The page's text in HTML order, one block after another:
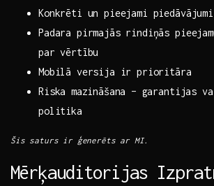
Konkrēti un pieejami piedāvājumi
Padara‍ pirmajās rindiņās
par​ vērtību
Mobilā versija ir prioritāra
Riska ⁤mazināšana⁤ – garantijas
politika
Šis saturs ir ģenerēts ⁤ar ​MI.
Mērķauditorijas